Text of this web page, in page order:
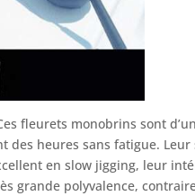
fleurets monobrins sont
des heures sans fatigue. Leur
en slow jigging, leur
grande polyvalence,